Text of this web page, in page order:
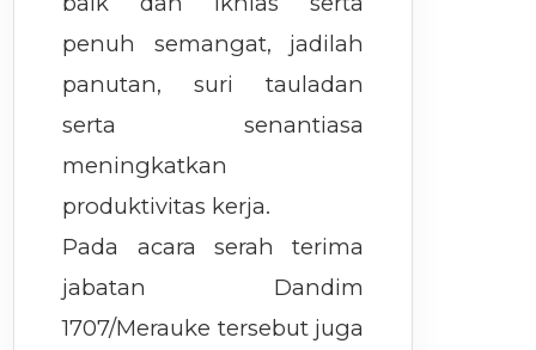
penuh semangat, jadilah
panutan, suri tauladan
serta senantiasa
meningkatkan
produktivitas kerja.
Pada acara serah terima
jabatan Dandim
1707/Merauke tersebut juga